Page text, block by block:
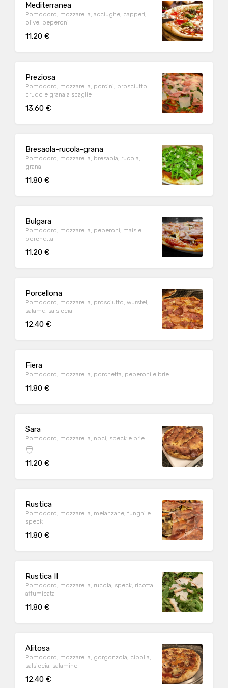
Mediterranea
Pomodoro, mozzarella, acciughe, capperi,
olive, peperoni
11.20 €
Preziosa
Pomodoro, mozzarella, porcini, prosciutto
crudo e grana a scaglie
13.60 €
Bresaola-rucola-grana
Pomodoro, mozzarella, bresaola, rucola,
grana
11.80 €
Bulgara
Pomodoro, mozzarella, peperoni, mais e
porchetta
11.20 €
Porcellona
Pomodoro, mozzarella, prosciutto, wurstel,
salame, salsiccia
12.40 €
Fiera
Pomodoro, mozzarella, porchetta, peperoni e brie
11.80 €
Sara
Pomodoro, mozzarella, noci, speck e brie
11.20 €
Rustica
Pomodoro, mozzarella, melanzane, funghi e
speck
11.80 €
Rustica II
Pomodoro, mozzarella, rucola, speck, ricotta
affumicata
11.80 €
Alitosa
Pomodoro, mozzarella, gorgonzola, cipolla,
salsiccia, salamino
12.40 €